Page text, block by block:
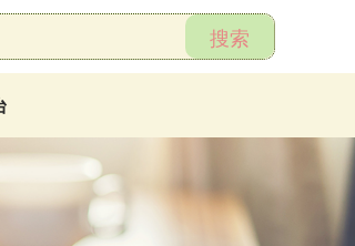
搜索